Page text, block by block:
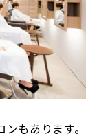
もあります。